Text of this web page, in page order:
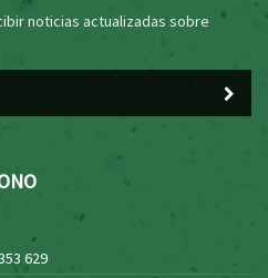
noticias actualizadas sobre
629